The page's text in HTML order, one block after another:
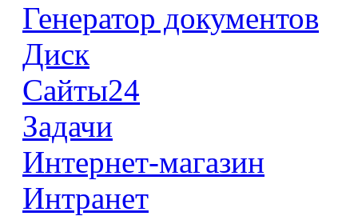
Генератор документов
Диск
Сайты24
Задачи
Интернет-магазин
Интранет